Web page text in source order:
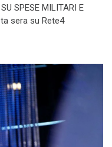
SPESE MILITARI E
sera su Rete4